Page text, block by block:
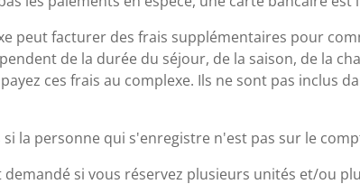
peut facturer des frais supplémentaires pour
de la durée du séjour, de la saison, de la
ces frais au complexe. Ils ne sont pas inclus
la personne qui s'enregistre n'est pas sur le
si vous réservez plusieurs unités et/ou